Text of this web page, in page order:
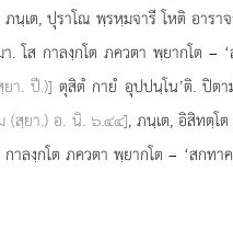
ภนฺเต, ปุราโณ พฺรหฺมจารี โหติอารา
. โส กาลงฺกโต ภควตา พฺยากโต –
า. ปี.)] ตุสิตํ กายํ อุปปนฺโน’ติ. ปิตา
(สฺยา.) อ. นิ. ๖.๔๔], ภนฺเต, อิสิทตฺโ
าลงฺกโต ภควตา พฺยากโต – ‘สกท